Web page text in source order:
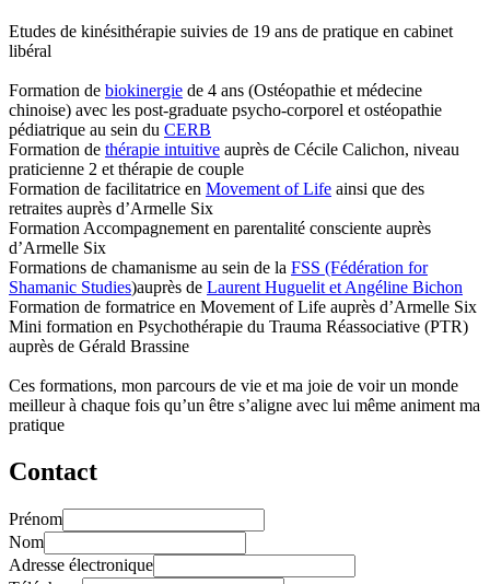
Etudes de kinésithérapie suivies de 19 ans de pratique en cabinet
libéral
Formation de biokinergie de 4 ans (Ostéopathie et médecine
chinoise) avec les post-graduate psycho-corporel et ostéopathie
pédiatrique au sein du CERB
Formation de thérapie intuitive auprès de Cécile Calichon, niveau
praticienne 2 et thérapie de couple
Formation de facilitatrice en Movement of Life ainsi que des
retraites auprès d’Armelle Six
Formation Accompagnement en parentalité consciente auprès
d’Armelle Six
Formations de chamanisme au sein de la FSS (Fédération for
Shamanic Studies)auprès de Laurent Huguelit et Angéline Bichon
Formation de formatrice en Movement of Life auprès d’Armelle Six
Mini formation en Psychothérapie du Trauma Réassociative (PTR)
auprès de Gérald Brassine
Ces formations, mon parcours de vie et ma joie de voir un monde
meilleur à chaque fois qu’un être s’aligne avec lui même animent ma
pratique
Contact
Prénom
Nom
Adresse électronique